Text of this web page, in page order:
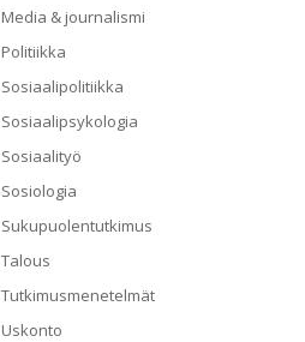
Media & journalismi
Politiikka
Sosiaalipolitiikka
Sosiaalipsykologia
Sosiaalityö
Sosiologia
Sukupuolentutkimus
Talous
Tutkimusmenetelmät
Uskonto